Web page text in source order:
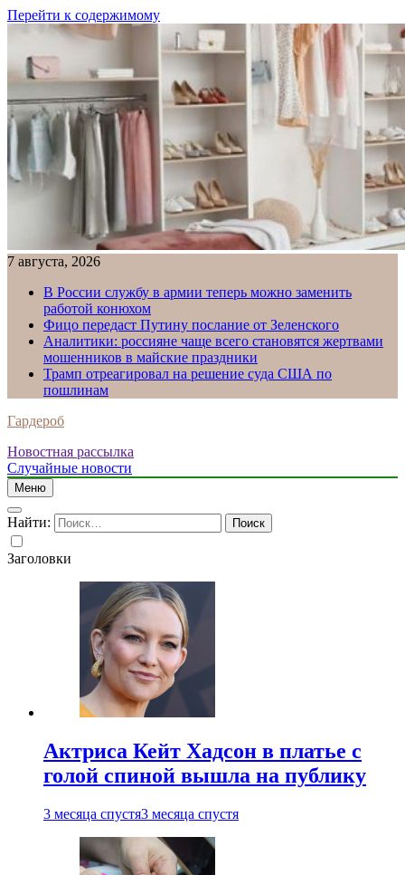
Перейти к содержимому
7 августа, 2026
В России службу в армии теперь можно заменить
работой конюхом
Фицо передаст Путину послание от Зеленского
Аналитики: россияне чаще всего становятся жертвами
мошенников в майские праздники
Трамп отреагировал на решение суда США по
пошлинам
Гардероб
Новостная рассылка
Случайные новости
Меню
Найти:
Заголовки
Актриса Кейт Хадсон в платье с
голой спиной вышла на публику
3 месяца спустя3 месяца спустя